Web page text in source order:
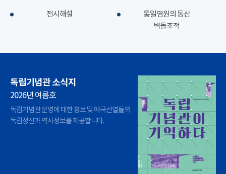
전시해설
통일염원의 동산
벽돌조적
독립기념관 소식지
2026년 여름호
독립기념관 운영에 대한 홍보 및 애국선열들의
독립정신과 역사정보를 제공합니다.